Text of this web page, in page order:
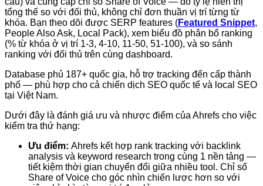
tổng thể so với đối thủ, không chỉ đơn thuần vị trí từng từ
khóa. Bạn theo dõi được SERP features (Featured Snippet,
People Also Ask, Local Pack), xem biểu đồ phân bổ ranking
(% từ khóa ở vị trí 1-3, 4-10, 11-50, 51-100), và so sánh
ranking với đối thủ trên cùng dashboard.
Database phủ 187+ quốc gia, hỗ trợ tracking đến cấp thành
phố — phù hợp cho cả chiến dịch SEO quốc tế và local SEO
tại Việt Nam.
Dưới đây là đánh giá ưu và nhược điểm của Ahrefs cho việc
kiểm tra thứ hạng:
Ưu điểm: Ahrefs kết hợp rank tracking với backlink
analysis và keyword research trong cùng 1 nền tảng —
tiết kiệm thời gian chuyển đổi giữa nhiều tool. Chỉ số
Share of Voice cho góc nhìn chiến lược hơn so với